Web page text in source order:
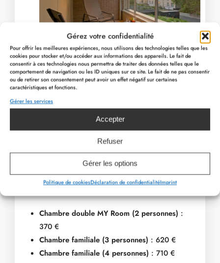
Gérez votre confidentialité
Pour offrir les meilleures expériences, nous utilisons des technologies telles que les
cookies pour stocker et/ou accéder aux informations des appareils. Le fait de
consentir à ces technologies nous permettra de traiter des données telles que le
comportement de navigation ou les ID uniques sur ce site. Le fait de ne pas consentir
ou de retirer son consentement peut avoir un effet négatif sur certaines
caractéristiques et fonctions.
Gérer les services
Accepter
Refuser
Gérer les options
Politique de cookiesDéclaration de confidentialitéImprint
Packages2
485803665
Tarif :
Chambre double MY Room (2 personnes) :
370 €
Chambre familiale (3 personnes) : 620 €
Chambre familiale (4 personnes) : 710 €
PAGE PRÉCÉDENTE PAGE SUIVANTE